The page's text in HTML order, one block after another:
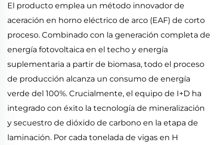
El producto emplea un método innovador de
aceración en horno eléctrico de arco (EAF) de corto
proceso. Combinado con la generación completa de
energía fotovoltaica en el techo y energía
suplementaria a partir de biomasa, todo el proceso
de producción alcanza un consumo de energía
verde del 100%. Crucialmente, el equipo de I+D ha
integrado con éxito la tecnología de mineralización
y secuestro de dióxido de carbono en la etapa de
laminación. Por cada tonelada de vigas en H